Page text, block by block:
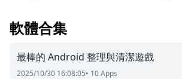
軟體合集
最棒的 Android 整理與清潔遊戲
2025/10/30 16:08:05• 10 Apps